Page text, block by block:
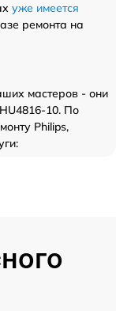
уже имеется
ремонта на
мастеров - они
10. По
Philips,